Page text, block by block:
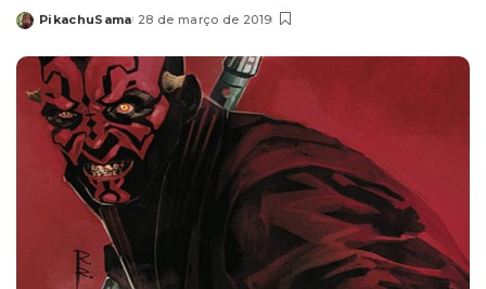
Posted
PikachuSama 28 de março de 2019